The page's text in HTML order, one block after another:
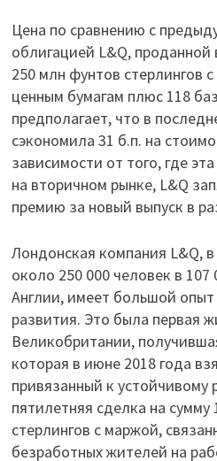
Цена по сравнению с
облигацией L&Q, проданной
250 млн фунтов стерлингов
ценным бумагам плюс 118
предполагает, что в
сэкономила 31 б.п. на
зависимости от того, где
на вторичном рынке, L&Q
премию за новый выпуск в
Лондонская компания L&Q,
около 250 000 человек в
Англии, имеет большой опыт
развития. Это была первая
Великобритании,
которая в июне 2018 года
привязанный к устойчивому
пятилетняя сделка на
стерлингов с маржой,
безработных жителей на